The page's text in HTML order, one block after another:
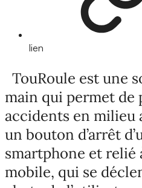
lien
TouRoule est une
main qui permet de
accidents en milieu
un bouton d’arrêt
smartphone et relié
mobile, qui se